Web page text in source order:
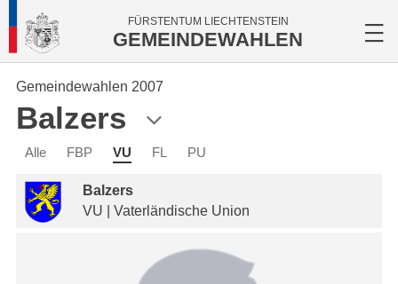
FÜRSTENTUM LIECHTENSTEIN
GEMEINDEWAHLEN
Gemeindewahlen 2007
Balzers
Alle FBP VU FL PU
Balzers
VU | Vaterländische Union